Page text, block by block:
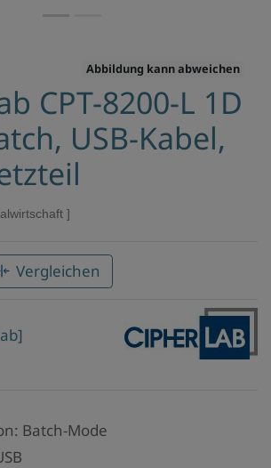
Abbildung kann abweichen
CPT-8200-L 1D
USB-Kabel,
Vergleichen
CipherLab
Batch-Mode